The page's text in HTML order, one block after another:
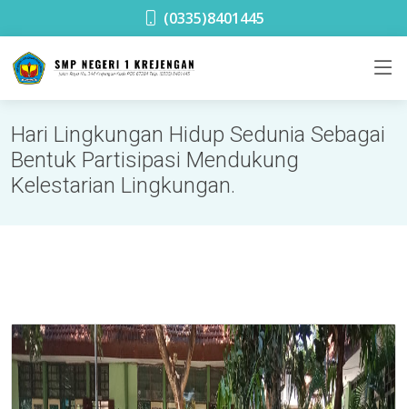
(0335)8401445
Hari Lingkungan Hidup Sedunia Sebagai
Bentuk Partisipasi Mendukung
Kelestarian Lingkungan.